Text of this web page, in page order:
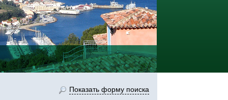
Показать форму поиска